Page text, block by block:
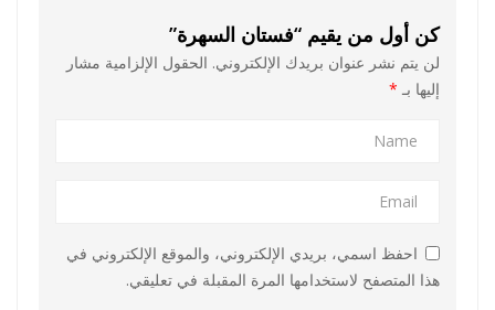
كن أول من يقيم “فستان السهرة”
لن يتم نشر عنوان بريدك الإلكتروني. الحقول الإلزامية مشار
إليها بـ *
احفظ اسمي، بريدي الإلكتروني، والموقع الإلكتروني في
هذا المتصفح لاستخدامها المرة المقبلة في تعليقي.